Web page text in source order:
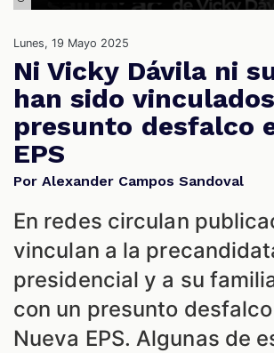
Lunes, 19 Mayo 2025
Ni Vicky Dávila ni
han sido
presunto desfalco
EPS
Por Alexander Campos Sandoval
En redes circulan
vinculan a la
presidencial y a su
con un presunto
Nueva EPS. Algunas de